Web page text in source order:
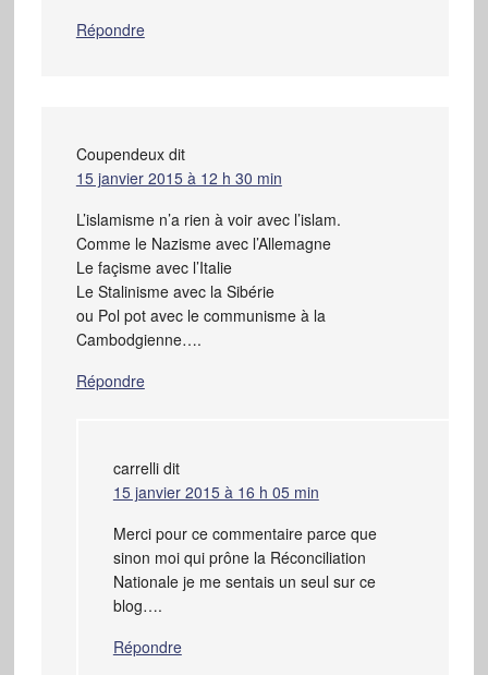
Répondre
Coupendeux dit
15 janvier 2015 à 12 h 30 min
L’islamisme n’a rien à voir avec l’islam.
Comme le Nazisme avec l’Allemagne
Le façisme avec l’Italie
Le Stalinisme avec la Sibérie
ou Pol pot avec le communisme à la
Cambodgienne….
Répondre
carrelli dit
15 janvier 2015 à 16 h 05 min
Merci pour ce commentaire parce que
sinon moi qui prône la Réconciliation
Nationale je me sentais un seul sur ce
blog….
Répondre